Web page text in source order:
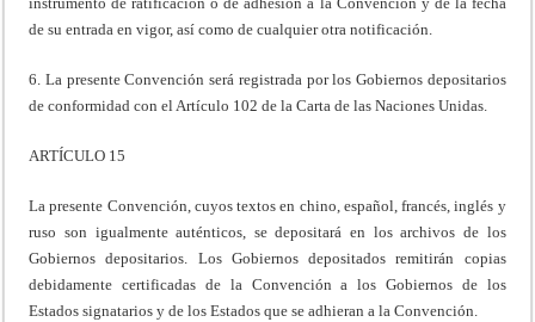
de su entrada en vigor, así como de cualquier otra notificación.
6. La presente Convención será registrada por los Gobiernos depositarios
de conformidad con el Artículo 102 de la Carta de las Naciones Unidas.
ARTÍCULO 15
La presente Convención, cuyos textos en chino, español, francés, inglés y
ruso son igualmente auténticos, se depositará en los archivos de los
Gobiernos depositarios. Los Gobiernos depositados remitirán copias
debidamente certificadas de la Convención a los Gobiernos de los
Estados signatarios y de los Estados que se adhieran a la Convención.